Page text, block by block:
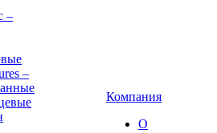
–
–
Компания
О